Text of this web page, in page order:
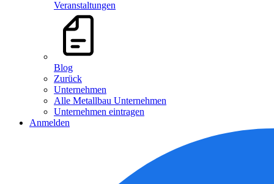
Veranstaltungen
Blog
Zurück
Unternehmen
Alle Metallbau Unternehmen
Unternehmen eintragen
Anmelden